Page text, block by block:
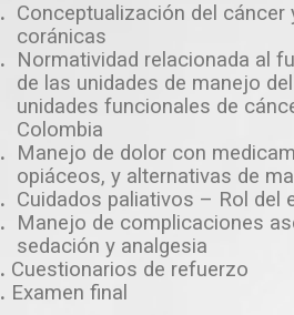
. Conceptualización del cáncer
coránicas
. Normatividad relacionada al
de las unidades de manejo
unidades funcionales de
Colombia
. Manejo de dolor con
opiáceos, y alternativas de
. Cuidados paliativos – Rol del
. Manejo de complicaciones
sedación y analgesia
. Cuestionarios de refuerzo
. Examen final